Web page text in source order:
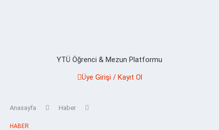
YTÜ Öğrenci & Mezun Platformu
Üye Girişi / Kayıt Ol
Anasayfa Haber
HABER